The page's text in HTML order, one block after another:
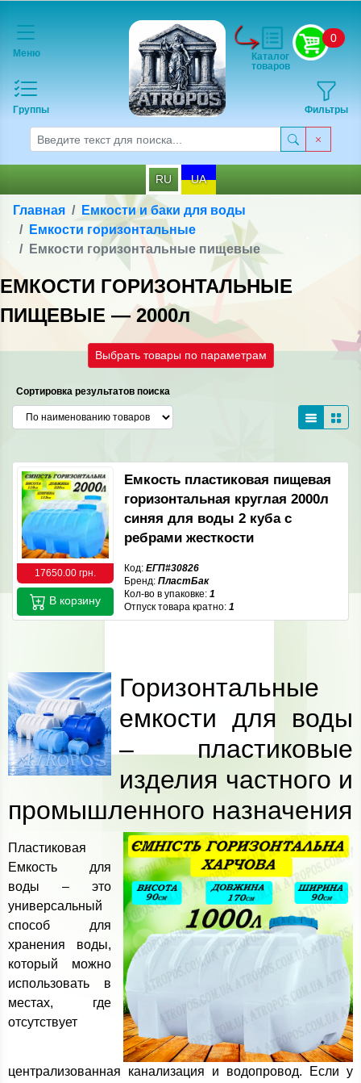
Меню
Группы
0
Фильтры
Каталог
товаров
RU UA
Главная
Емкости и баки для воды
Емкости горизонтальные
Емкости горизонтальные пищевые
ЕМКОСТИ ГОРИЗОНТАЛЬНЫЕ
ПИЩЕВЫЕ — 2000л
Выбрать товары по параметрам
Сортировка результатов поиска
17650.00 грн.
Емкость пластиковая пищевая
горизонтальная круглая 2000л
синяя для воды 2 куба с
ребрами жесткости
Код: ЕГП#30826
Бренд: ПластБак
Кол-во в упаковке: 1
Отпуск товара кратно: 1
В корзину
Горизонтальные
емкости для воды
– пластиковые
изделия частного и
промышленного назначения
Пластиковая
Емкость для
воды – это
универсальный
способ для
хранения воды,
который можно
использовать в
местах, где
отсутствует
централизованная канализация и водопровод. Если у